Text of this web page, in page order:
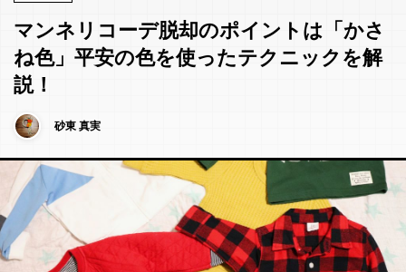
マンネリコーデ脱却のポイントは「かさ
ね色」平安の色を使ったテクニックを解
説！
砂東 真実